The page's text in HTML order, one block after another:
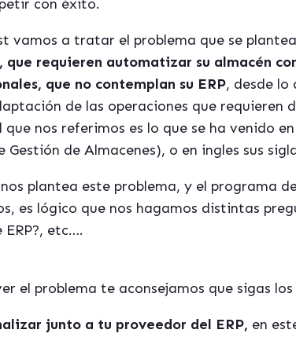
con éxito.
vamos a tratar el problema que se
que requieren automatizar su almacén
que no contemplan su ERP, desde lo
de las operaciones que
nos referimos es lo que se ha venido
Gestión de Almacenes), o en ingles sus
plantea este problema, y el programa
es lógico que nos hagamos distintas
etc….
el problema te aconsejamos que sigas
junto a tu proveedor del ERP, en